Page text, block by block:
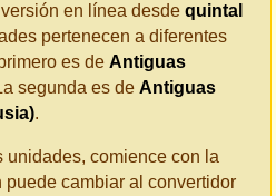
en línea desde quintal
pertenecen a diferentes
es de Antiguas
segunda es de Antiguas
.
unidades, comience con la
cambiar al convertidor